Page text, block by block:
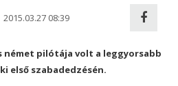
2015.03.27 08:39
német pilótája volt a leggyorsabb
első szabadedzésén.